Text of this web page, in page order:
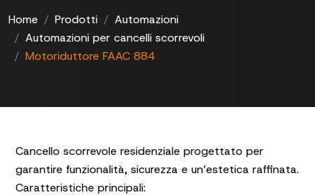
Home Prodotti
Automazioni
Automazioni per cancelli scorrevoli
Motoriduttore FAAC 884
Cancello scorrevole residenziale progettato per
garantire funzionalità, sicurezza e un’estetica raffinata.
Caratteristiche principali: